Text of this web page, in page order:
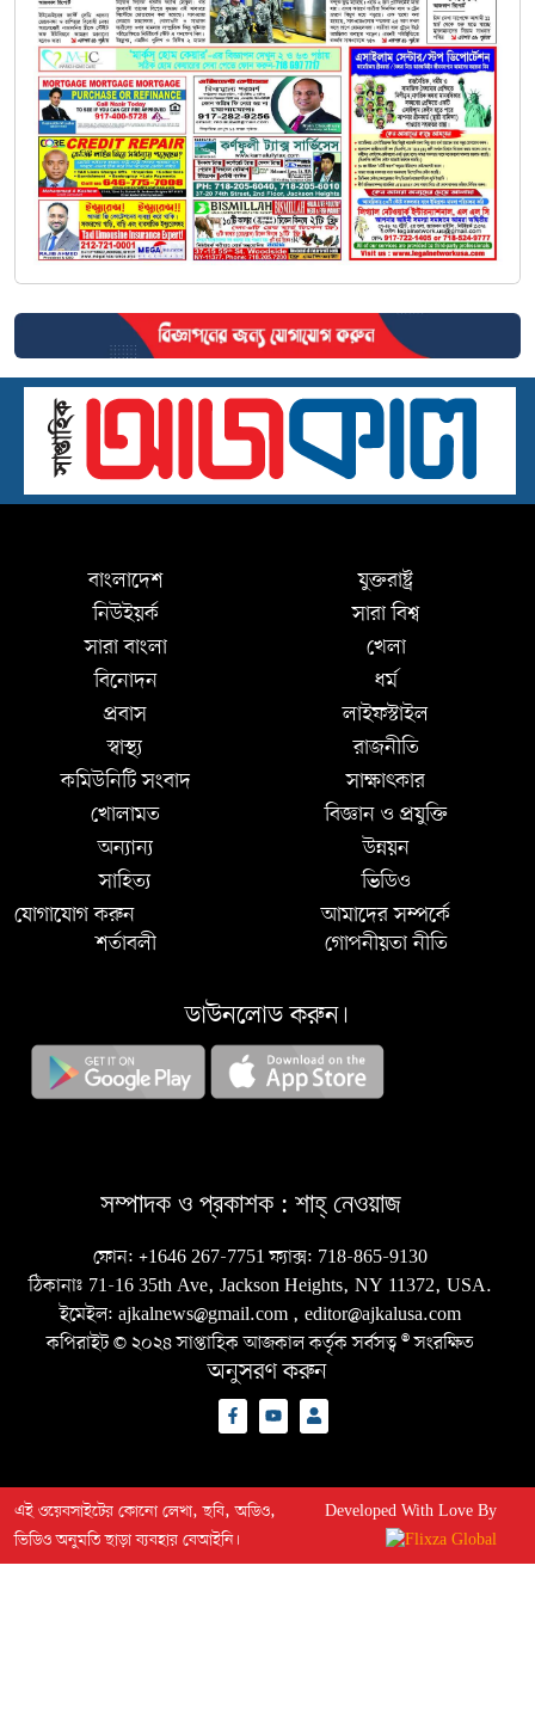
বাংলাদেশ
যুক্তরাষ্ট্র
নিউইয়র্ক
সারা বিশ্ব
সারা বাংলা
খেলা
বিনোদন
ধর্ম
প্রবাস
লাইফস্টাইল
স্বাস্থ্য
রাজনীতি
কমিউনিটি সংবাদ
সাক্ষাৎকার
খোলামত
বিজ্ঞান ও প্রযুক্তি
অন্যান্য
উন্নয়ন
সাহিত্য
ভিডিও
যোগাযোগ করুন
আমাদের সম্পর্কে
শর্তাবলী
গোপনীয়তা নীতি
ডাউনলোড করুন।
সম্পাদক ও প্রকাশক : শাহ্‌ নেওয়াজ
ফোন: +1646 267-7751ফ্যাক্স: 718-865-9130
ঠিকানাঃ 71-16 35th Ave, Jackson Heights, NY 11372, USA.
ইমেইল: ajkalnews@gmail.com , editor@ajkalusa.com
কপিরাইট © ২০২৪ সাপ্তাহিক আজকাল কর্তৃক সর্বসত্ব ® সংরক্ষিত
অনুসরণ করুন
এই ওয়েবসাইটের কোনো লেখা, ছবি, অডিও,
ভিডিও অনুমতি ছাড়া ব্যবহার বেআইনি।
Developed With Love By